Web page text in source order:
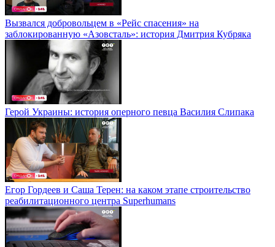
Вызвался добровольцем в «Рейс спасения» на
заблокированную «Азовсталь»: история Дмитрия Кубряка
Герой Украины: история оперного певца Василия Слипака
Егор Гордеев и Саша Терен: на каком этапе строительство
реабилитационного центра Superhumans